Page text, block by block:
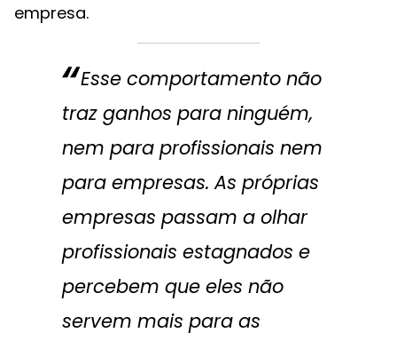
empresa.
Esse comportamento não
traz ganhos para ninguém,
nem para profissionais nem
para empresas. As próprias
empresas passam a olhar
profissionais estagnados e
percebem que eles não
servem mais para as